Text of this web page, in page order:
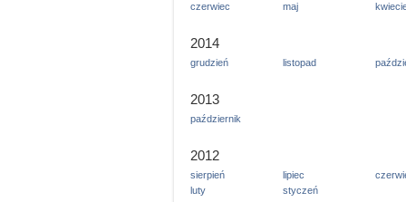
czerwiec
maj
2014
grudzień listopad
2013
październik
2012
sierpień lipiec
luty
styczeń